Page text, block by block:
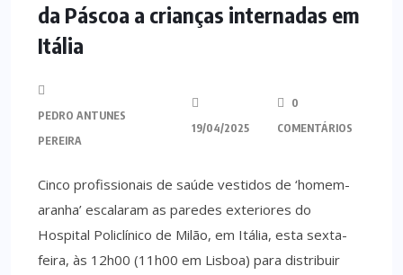
da Páscoa a crianças internadas em
Itália
PEDRO ANTUNES
PEREIRA
19/04/2025
0
COMENTÁRIOS
Cinco profissionais de saúde vestidos de ‘homem-
aranha’ escalaram as paredes exteriores do
Hospital Policlínico de Milão, em Itália, esta sexta-
feira, às 12h00 (11h00 em Lisboa) para distribuir